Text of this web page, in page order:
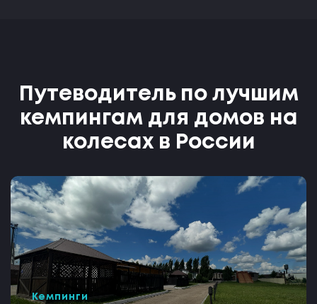
Путеводитель по лучшим
кемпингам для домов на
колесах в России
Кемпинги